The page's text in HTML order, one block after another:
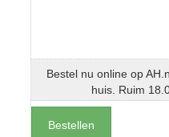
Bestel nu online op
huis. Ruim
Bestellen